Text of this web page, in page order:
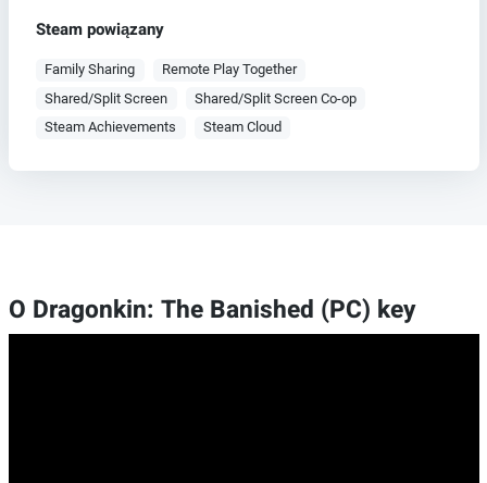
Steam powiązany
Family Sharing
Remote Play Together
Shared/Split Screen
Shared/Split Screen Co-op
Steam Achievements
Steam Cloud
O Dragonkin: The Banished (PC) key